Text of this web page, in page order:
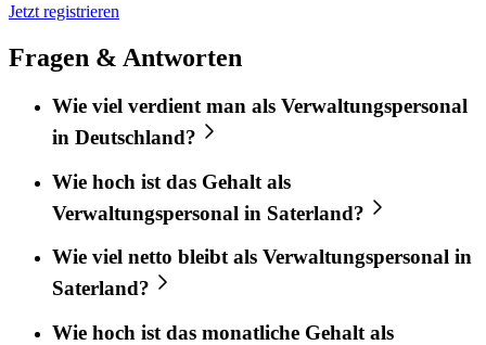
Jetzt registrieren
Fragen & Antworten
Wie viel verdient man als Verwaltungspersonal
in Deutschland?
Wie hoch ist das Gehalt als
Verwaltungspersonal in Saterland?
Wie viel netto bleibt als Verwaltungspersonal in
Saterland?
Wie hoch ist das monatliche Gehalt als